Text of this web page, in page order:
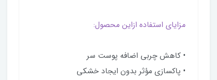
مزایای استفاده ازاین محصول:
• کاهش چربی اضافه پوست سر
• پاکسازی مؤثر بدون ایجاد خشکی